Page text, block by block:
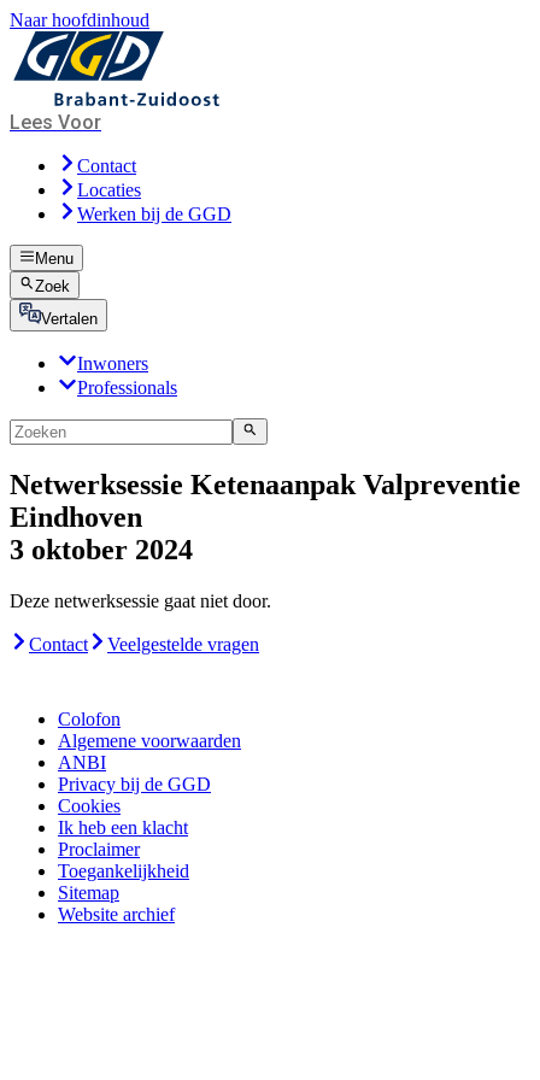
Naar hoofdinhoud
Lees Voor
Contact
Locaties
Werken bij de GGD
Menu
Zoek
Vertalen
Inwoners
Professionals
Netwerksessie Ketenaanpak Valpreventie
Eindhoven
3 oktober 2024
Deze netwerksessie gaat niet door.
Contact Veelgestelde vragen
Colofon
Algemene voorwaarden
ANBI
Privacy bij de GGD
Cookies
Ik heb een klacht
Proclaimer
Toegankelijkheid
Sitemap
Website archief